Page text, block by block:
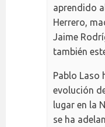
aprendido
Herrero,
Jaime
también
Pablo Laso
evolución
lugar en la
se ha